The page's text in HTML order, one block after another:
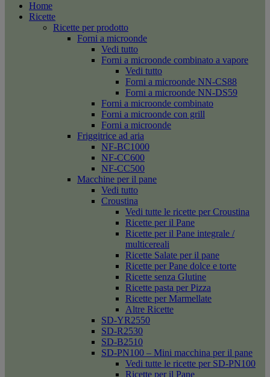
Home
Ricette
Ricette per prodotto
Forni a microonde
Vedi tutto
Forni a microonde combinato a vapore
Vedi tutto
Forni a microonde NN-CS88
Forni a microonde NN-DS59
Forni a microonde combinato
Forni a microonde con grill
Forni a microonde
Friggitrice ad aria
NF-BC1000
NF-CC600
NF-CC500
Macchine per il pane
Vedi tutto
Croustina
Vedi tutte le ricette per Croustina
Ricette per il Pane
Ricette per il Pane integrale /
multicereali
Ricette Salate per il pane
Ricette per Pane dolce e torte
Ricette senza Glutine
Ricette pasta per Pizza
Ricette per Marmellate
Altre Ricette
SD-YR2550
SD-R2530
SD-B2510
SD-PN100 – Mini macchina per il pane
Vedi tutte le ricette per SD-PN100
Ricette per il Pane